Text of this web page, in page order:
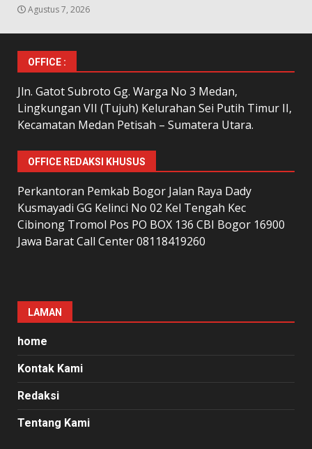
Agustus 7, 2026
OFFICE :
Jln. Gatot Subroto Gg. Warga No 3 Medan,
Lingkungan VII (Tujuh) Kelurahan Sei Putih Timur II,
Kecamatan Medan Petisah – Sumatera Utara.
OFFICE REDAKSI KHUSUS
Perkantoran Pemkab Bogor Jalan Raya Dady
Kusmayadi GG Kelinci No 02 Kel Tengah Kec
Cibinong Tromol Pos PO BOX 136 CBI Bogor 16900
Jawa Barat Call Center 08118419260
LAMAN
home
Kontak Kami
Redaksi
Tentang Kami